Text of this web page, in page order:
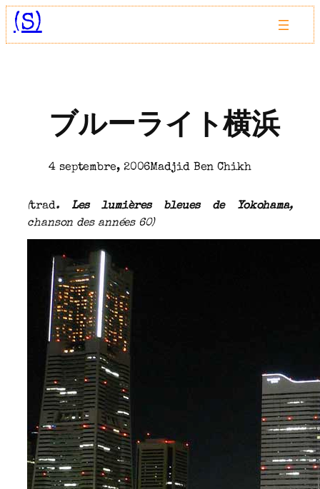
Aller
au(S)
ブルーライト横浜
4 septembre, 2006Madjid Ben Chikh
(trad. Les lumières bleues de Yokohama,
chanson des années 60)